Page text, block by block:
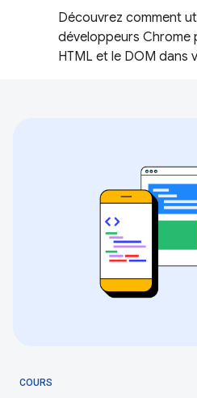
Découvrez comment
développeurs
HTML et le DOM dans
COURS